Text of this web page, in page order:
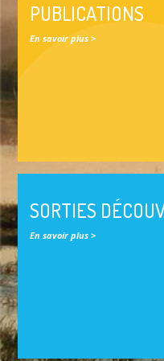
PUBLICATIONS
En savoir plus >
SORTIES
En savoir plus >